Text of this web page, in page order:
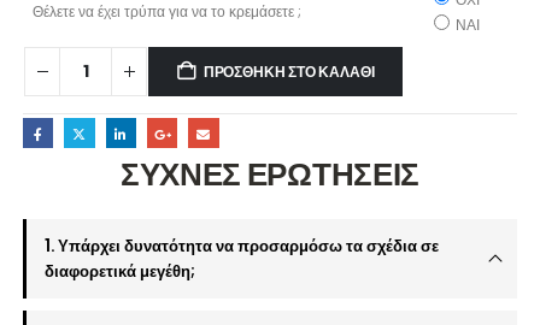
Θέλετε να έχει τρύπα για να το κρεμάσετε ;
ΝΑΙ
ΠΡΟΣΘΉΚΗ ΣΤΟ ΚΑΛΆΘΙ
ΣΥΧΝΕΣ ΕΡΩΤΗΣΕΙΣ
1. Υπάρχει δυνατότητα να προσαρμόσω τα σχέδια σε
διαφορετικά μεγέθη;